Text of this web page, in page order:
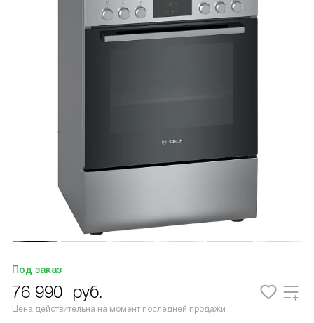
Под заказ
76 990 руб.
Цена действительна на момент последней продажи